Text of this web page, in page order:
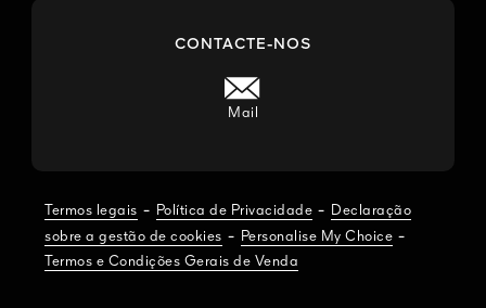
CONTACTE-NOS
Mail
Termos legais - Política de Privacidade -
Declaração
sobre a gestão de cookies - Personalise My Choice -
Termos e Condições Gerais de Venda